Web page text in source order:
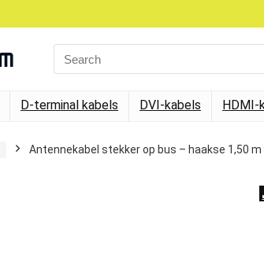
Search
for:
D-terminal kabels DVI-kabels HDMI-
Antennekabel stekker op bus – haakse 1,50 m